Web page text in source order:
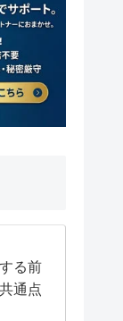
る前
通点